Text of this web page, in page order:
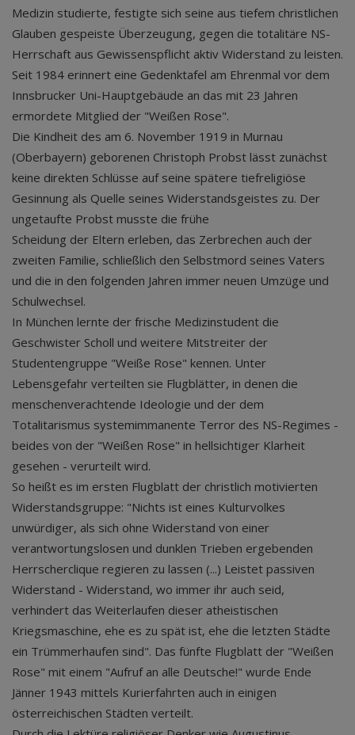
Medizin studierte, festigte sich seine aus tiefem christlichen
Glauben gespeiste Überzeugung, gegen die totalitäre NS-
Herrschaft aus Gewissenspflicht aktiv Widerstand zu leisten.
Seit 1984 erinnert eine Gedenktafel am Ehrenmal vor dem
Innsbrucker Uni-Hauptgebäude an das mit 23 Jahren
ermordete Mitglied der "Weißen Rose".
Die Kindheit des am 6. November 1919 in Murnau
(Oberbayern) geborenen Christoph Probst lässt zunächst
keine direkten Schlüsse auf seine spätere tiefreligiöse
Gesinnung als Quelle seines Widerstandsgeistes zu. Der
ungetaufte Probst musste die frühe
Scheidung der Eltern erleben, das Zerbrechen auch der
zweiten Familie, schließlich den Selbstmord seines Vaters
und die in den folgenden Jahren immer neuen Umzüge und
Schulwechsel.
In München lernte der frische Medizinstudent die
Geschwister Scholl und weitere Mitstreiter der
Studentengruppe "Weiße Rose" kennen. Unter
Lebensgefahr verteilten sie Flugblätter, in denen die
menschenverachtende Ideologie und der dem
Totalitarismus systemimmanente Terror des NS-Regimes -
beides von der "Weißen Rose" in hellsichtiger Klarheit
gesehen - verurteilt wird.
So heißt es im ersten Flugblatt der christlich motivierten
Widerstandsgruppe: "Nichts ist eines Kulturvolkes
unwürdiger, als sich ohne Widerstand von einer
verantwortungslosen und dunklen Trieben ergebenden
Herrscherclique regieren zu lassen (...) Leistet passiven
Widerstand - Widerstand, wo immer ihr auch seid,
verhindert das Weiterlaufen dieser atheistischen
Kriegsmaschine, ehe es zu spät ist, ehe die letzten Städte
ein Trümmerhaufen sind". Das fünfte Flugblatt der "Weißen
Rose" mit einem "Aufruf an alle Deutsche!" wurde Ende
Jänner 1943 mittels Kurierfahrten auch in einigen
österreichischen Städten verteilt.